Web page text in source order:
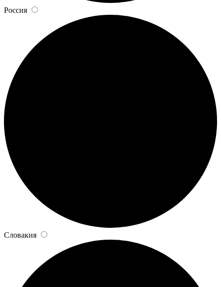
Россия
Словакия